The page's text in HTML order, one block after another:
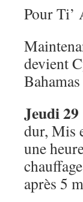
Pour Ti’
devient
Jeudi 29
dur, Mis
une
après 5